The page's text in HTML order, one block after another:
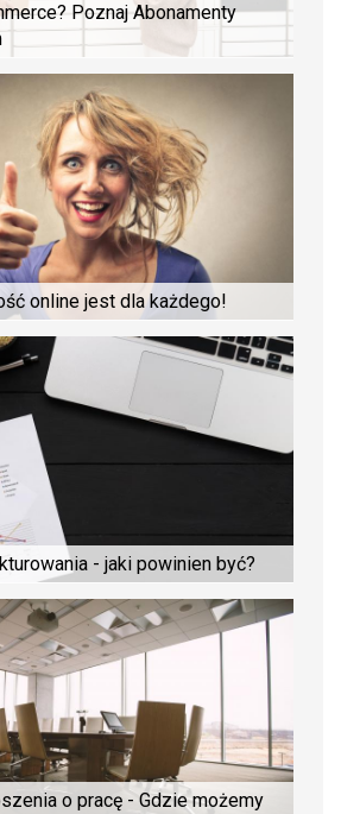
Poznaj Abonamenty
online jest dla każdego!
- jaki powinien być?
o pracę - Gdzie możemy